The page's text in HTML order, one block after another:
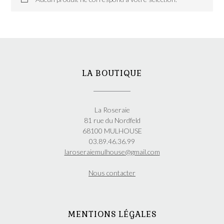
LA BOUTIQUE
La Roseraie
81 rue du Nordfeld
68100 MULHOUSE
03.89.46.36.99
laroseraiemulhouse@gmail.com
Nous contacter
MENTIONS LÉGALES